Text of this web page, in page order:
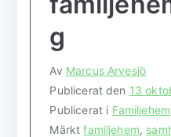
g
Av Marcus Arvesjö
Publicerat den 13
Publicerat i Familjehem
Märktfamiljehem,